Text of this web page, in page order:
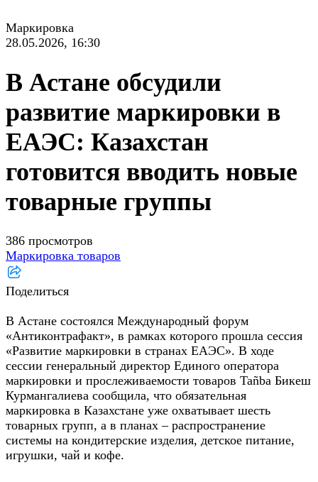
Маркировка
28.05.2026, 16:30
В Астане обсудили
развитие маркировки в
ЕАЭС: Казахстан
готовится вводить новые
товарные группы
386 просмотров
Маркировка товаров
Поделиться
В Астане состоялся Международный форум
«Антиконтрафакт», в рамках которого прошла сессия
«Развитие маркировки в странах ЕАЭС». В ходе
сессии генеральный директор Единого оператора
маркировки и прослеживаемости товаров Tañba Бикеш
Курмангалиева сообщила, что обязательная
маркировка в Казахстане уже охватывает шесть
товарных групп, а в планах – распространение
системы на кондитерские изделия, детское питание,
игрушки, чай и кофе.